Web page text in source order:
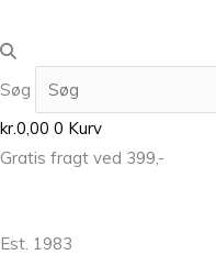
Søg
kr.0,00 0 Kurv
Gratis fragt ved 399,-
Est. 1983